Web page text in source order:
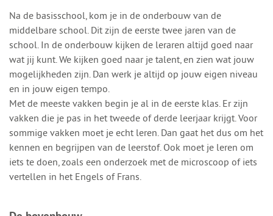
Na de basisschool, kom je in de onderbouw van de
middelbare school. Dit zijn de eerste twee jaren van de
school. In de onderbouw kijken de leraren altijd goed naar
wat jij kunt. We kijken goed naar je talent, en zien wat jouw
mogelijkheden zijn. Dan werk je altijd op jouw eigen niveau
en in jouw eigen tempo.
Met de meeste vakken begin je al in de eerste klas. Er zijn
vakken die je pas in het tweede of derde leerjaar krijgt. Voor
sommige vakken moet je echt leren. Dan gaat het dus om het
kennen en begrijpen van de leerstof. Ook moet je leren om
iets te doen, zoals een onderzoek met de microscoop of iets
vertellen in het Engels of Frans.